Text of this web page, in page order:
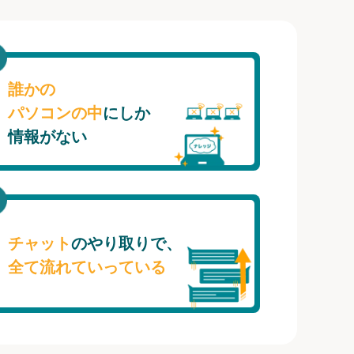
誰かの
パソコンの中にしか
情報がない
チャットのやり取りで、
全て流れていっている